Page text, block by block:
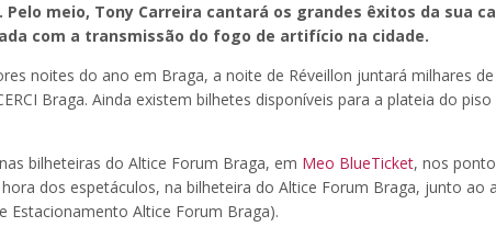
Pelo meio, Tony Carreira cantará os grandes êxitos da sua
com a transmissão do fogo de artifício na cidade.
noites do ano em Braga, a noite de Réveillon juntará milhares
Braga. Ainda existem bilhetes disponíveis para a plateia do
bilheteiras do Altice Forum Braga, em Meo BlueTicket, nos
dos espetáculos, na bilheteira do Altice Forum Braga, junto ao
Estacionamento Altice Forum Braga).